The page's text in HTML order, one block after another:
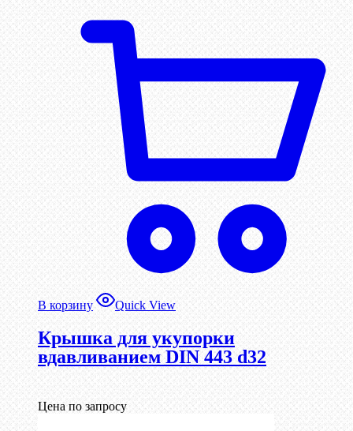
В корзину Quick View
Крышка для укупорки
вдавливанием DIN 443 d32
Цена по запросу